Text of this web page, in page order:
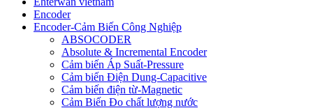
Encoder
Encoder-Cảm Biến Công Nghiệp
ABSOCODER
Absolute & Incremental Encoder
Cảm biến Áp Suất-Pressure
Cảm biến Điện Dung-Capacitive
Cảm biến điện từ-Magnetic
Cảm Biến Đo chất lượng nước